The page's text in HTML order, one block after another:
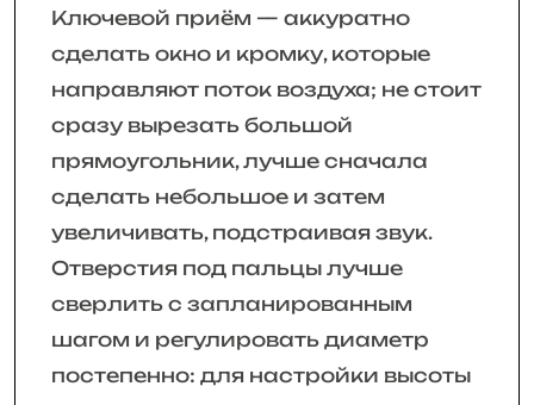
Ключевой приём — аккуратно
сделать окно и кромку, которые
направляют поток воздуха; не стоит
сразу вырезать большой
прямоугольник, лучше сначала
сделать небольшое и затем
увеличивать, подстраивая звук.
Отверстия под пальцы лучше
сверлить с запланированным
шагом и регулировать диаметр
постепенно: для настройки высоты